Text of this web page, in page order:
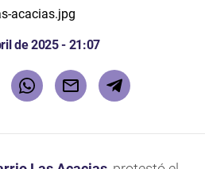
de 2025 - 21:07